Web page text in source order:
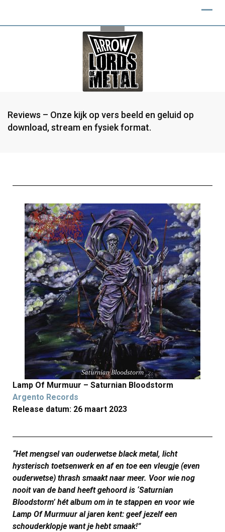
Reviews – Onze kijk op vers beeld en geluid op
download, stream en fysiek format.
Lamp Of Murmuur – Saturnian Bloodstorm
Argento Records
Release datum: 26 maart 2023
“Het mengsel van ouderwetse black metal, licht
hysterisch toetsenwerk en af en toe een vleugje (even
ouderwetse) thrash smaakt naar meer. Voor wie nog
nooit van de band heeft gehoord is ‘Saturnian
Bloodstorm’ hét album om in te stappen en voor wie
Lamp Of Murmuur al jaren kent: geef jezelf een
schouderklopje want je hebt smaak!”